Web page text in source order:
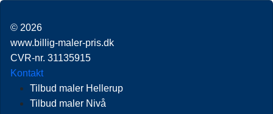
© 2026
www.billig-maler-pris.dk
CVR-nr. 31135915
Kontakt
Tilbud maler Hellerup
Tilbud maler Nivå